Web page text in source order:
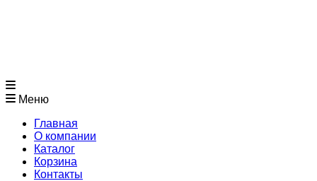
Меню
Главная
О компании
Каталог
Корзина
Контакты